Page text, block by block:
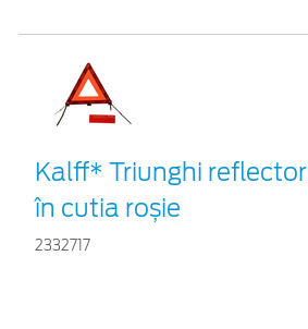
Kalff* Triunghi
în cutia roșie
2332717